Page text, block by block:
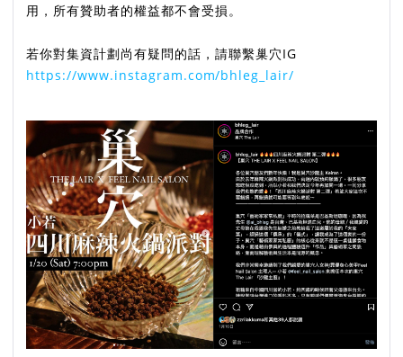
用，所有贊助者的權益都不會受損。
若你對集資計劃尚有疑問的話，請聯繫巢穴IG
https://www.instagram.com/bhleg_lair/